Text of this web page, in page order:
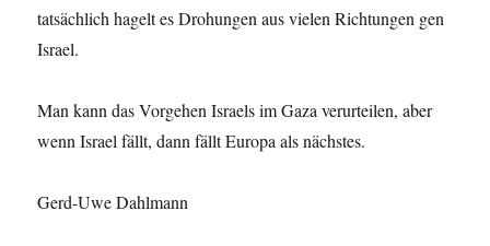
tatsächlich hagelt es Drohungen aus vielen Richtungen gen
Israel.
Man kann das Vorgehen Israels im Gaza verurteilen, aber
wenn Israel fällt, dann fällt Europa als nächstes.
Gerd-Uwe Dahlmann